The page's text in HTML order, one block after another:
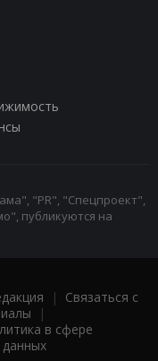
"PR", "Спецпроект",
публикуются на
| Связаться с
|
в сфере